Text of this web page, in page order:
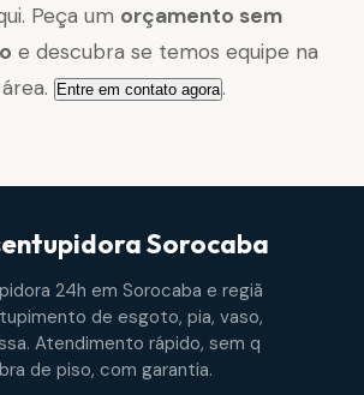
Peça um orçamento sem
e descubra se temos equipe na
Entre em contato agora.
Sorocaba
24h em Sorocaba e regiã
de esgoto, pia, vaso,
Atendimento rápido, sem q
de piso, com garantia.